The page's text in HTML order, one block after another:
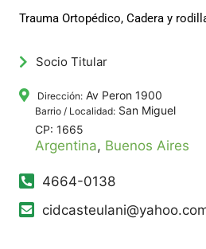
Trauma Ortopédico, Cadera y
Socio Titular
Dirección: Av Peron 1900
Barrio / Localidad: San Miguel
CP: 1665
Argentina, Buenos Aires
4664-0138